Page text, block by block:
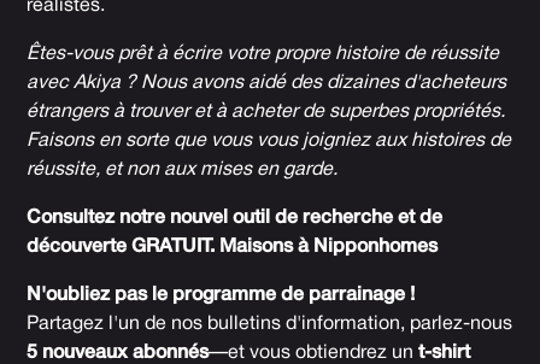
réalistes.
Êtes-vous prêt à écrire votre propre histoire de réussite
avec Akiya ? Nous avons aidé des dizaines d'acheteurs
étrangers à trouver et à acheter de superbes propriétés.
Faisons en sorte que vous vous joigniez aux histoires de
réussite, et non aux mises en garde.
Consultez notre nouvel outil de recherche et de
découverte GRATUIT. Maisons à Nipponhomes
N'oubliez pas le programme de parrainage !
Partagez l'un de nos bulletins d'information, parlez-nous
5 nouveaux abonnés—et vous obtiendrez unt-shirt